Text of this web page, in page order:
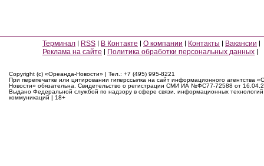
Терминал RSS В Контакте О компании Контакты
Вакансии
Реклама на сайте
Политика обработки персональных данных
Copyright (c) «Ореанда-Новости» | Тел.: +7 (495) 995-8221
При перепечатке или цитировании гиперссылка на сайт информационного агентства
Новости» обязательна. Свидетельство о регистрации СМИ ИА №ФС77-72588 от
Выдано Федеральной службой по надзору в сфере связи, информационных
коммуникаций | 18+